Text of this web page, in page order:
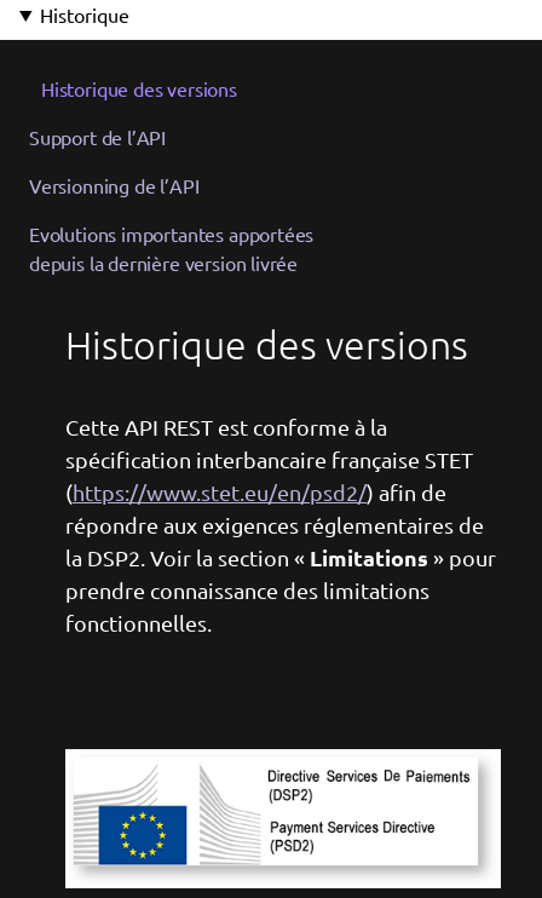
Historique
Historique des versions
Support de l’API
Versionning de l’API
Evolutions importantes apportées
depuis la dernière version livrée
Historique des versions
Cette API REST est conforme à la
spécification interbancaire française STET
(https://www.stet.eu/en/psd2/) afin de
répondre aux exigences réglementaires de
la DSP2. Voir la section « Limitations » pour
prendre connaissance des limitations
fonctionnelles.